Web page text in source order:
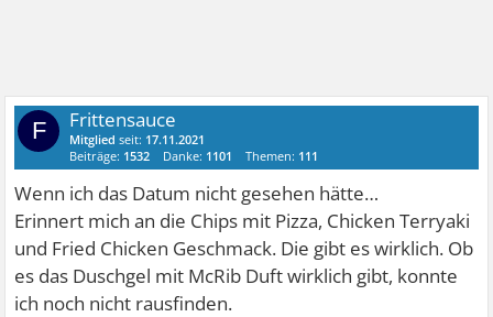
F Frittensauce
Mitglied seit: 17.11.2021
Beiträge: 1532 Danke: 1101 Themen: 111
Wenn ich das Datum nicht gesehen hätte…
Erinnert mich an die Chips mit Pizza, Chicken Terryaki
und Fried Chicken Geschmack. Die gibt es wirklich. Ob
es das Duschgel mit McRib Duft wirklich gibt, konnte
ich noch nicht rausfinden.